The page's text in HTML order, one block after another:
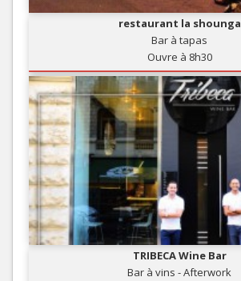
restaurant la shounga
Bar à tapas
Ouvre à 8h30
TRIBECA Wine Bar
Bar à vins - Afterwork